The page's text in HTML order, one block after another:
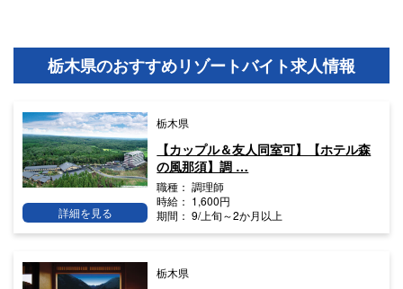
栃木県のおすすめリゾートバイト求人情報
栃木県
【カップル＆友人同室可】【ホテル森
の風那須】調 …
職種： 調理師
時給： 1,600円
期間： 9/上旬～2か月以上
詳細を見る
栃木県